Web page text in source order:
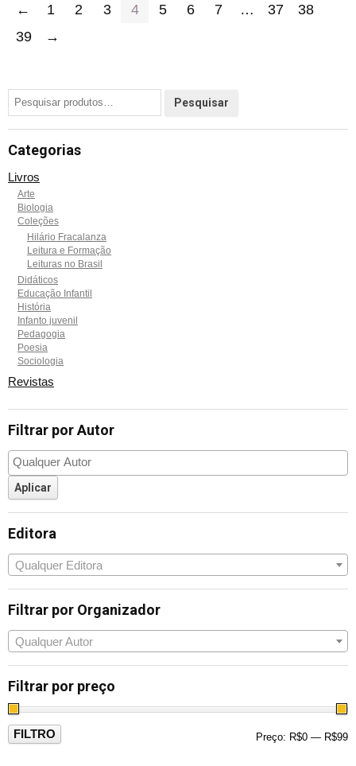
← 1 2 3 4 5 6 7 … 37
38
39
→
Categorias
Livros
Arte
Biologia
Coleções
Hilário Fracalanza
Leitura e Formação
Leituras no Brasil
Didáticos
Educação Infantil
História
Infanto juvenil
Pedagogia
Poesia
Sociologia
Revistas
Filtrar por Autor
Editora
Qualquer Editora
Filtrar por Organizador
Qualquer Autor
Filtrar por preço
FILTRO Preço: R$0 — R$99